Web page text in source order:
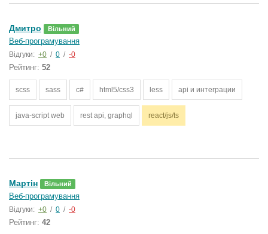
Дмитро Вільний
Веб-програмування
Відгуки: +0 / 0 / -0
Рейтинг: 52
scss sass c# html5/css3 less api и интеграции
java-script web rest api, graphql react/js/ts
Мартін Вільний
Веб-програмування
Відгуки: +0 / 0 / -0
Рейтинг: 42